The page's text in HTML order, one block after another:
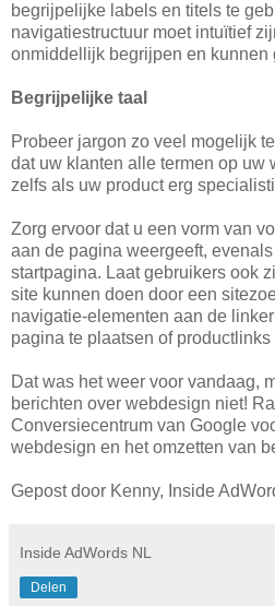
begrijpelijke labels en titels te
navigatiestructuur moet intuïtief
onmiddellijk begrijpen en kunnen
Begrijpelijke taal
Probeer jargon zo veel mogelijk
dat uw klanten alle termen op uw
zelfs als uw product erg
Zorg ervoor dat u een vorm van
aan de pagina weergeeft,
startpagina. Laat gebruikers ook
site kunnen doen door een
navigatie-elementen aan de
pagina te plaatsen of productlinks
Dat was het weer voor vandaag,
berichten over webdesign niet!
Conversiecentrum van Google
webdesign en het omzetten van
Gepost door Kenny, Inside
Inside AdWords NL
Delen